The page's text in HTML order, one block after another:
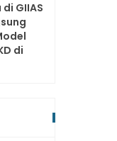
GIIAS
di